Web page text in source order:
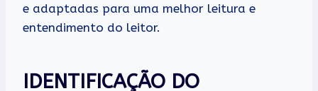
e adaptadas para uma melhor leitura e
entendimento do leitor.
IDENTIFICAÇÃO DO